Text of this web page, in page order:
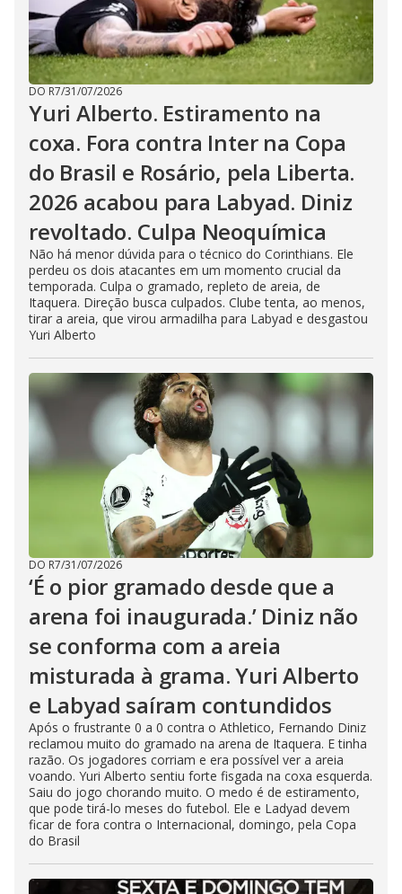
DO R7/31/07/2026
Yuri Alberto. Estiramento na
coxa. Fora contra Inter na Copa
do Brasil e Rosário, pela Liberta.
2026 acabou para Labyad. Diniz
revoltado. Culpa Neoquímica
Não há menor dúvida para o técnico do Corinthians. Ele
perdeu os dois atacantes em um momento crucial da
temporada. Culpa o gramado, repleto de areia, de
Itaquera. Direção busca culpados. Clube tenta, ao menos,
tirar a areia, que virou armadilha para Labyad e desgastou
Yuri Alberto
DO R7/31/07/2026
‘É o pior gramado desde que a
arena foi inaugurada.’ Diniz não
se conforma com a areia
misturada à grama. Yuri Alberto
e Labyad saíram contundidos
Após o frustrante 0 a 0 contra o Athletico, Fernando Diniz
reclamou muito do gramado na arena de Itaquera. E tinha
razão. Os jogadores corriam e era possível ver a areia
voando. Yuri Alberto sentiu forte fisgada na coxa esquerda.
Saiu do jogo chorando muito. O medo é de estiramento,
que pode tirá-lo meses do futebol. Ele e Ladyad devem
ficar de fora contra o Internacional, domingo, pela Copa
do Brasil